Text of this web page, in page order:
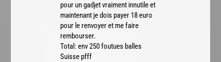
pour un gadjet vraiment innutile et
maintenant je dois payer 18 euro
pour le renvoyer et me faire
rembourser.
Total: env 250 foutues balles
Suisse pfff